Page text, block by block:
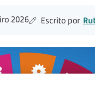
2026 Escrito por